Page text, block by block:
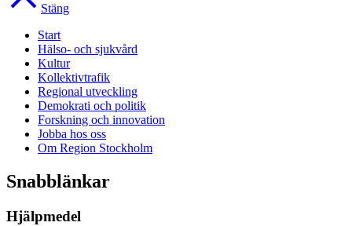
Stäng
Start
Hälso- och sjukvård
Kultur
Kollektivtrafik
Regional utveckling
Demokrati och politik
Forskning och innovation
Jobba hos oss
Om Region Stockholm
Snabblänkar
Hjälpmedel